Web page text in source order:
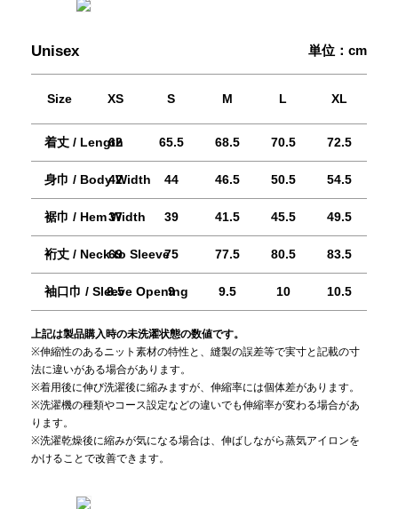
and cold
ALL WEATHER ACTIVE INSULATION
SLEEPING PADS
Ultralight sleeping pads
REPAIR
Repair patches and parts
ACCESSORIES SPECIAL OFFERS
Unisex 単位：cm
Size XS S M L XL
着丈 / Length
62 65.5 68.5 70.5 72.5
身巾 / Body Width
42 44 46.5 50.5 54.5
裾巾 / Hem Width
37 39 41.5 45.5 49.5
裄丈 / Neck to Sleeve
69 75 77.5 80.5 83.5
袖口巾 / Sleeve Opening
8.5 9 9.5 10 10.5
上記は製品購入時の未洗濯状態の数値です。
※伸縮性のあるニット素材の特性と、縫製の誤差等で実寸と記載の寸
法に違いがある場合があります。
※着用後に伸び洗濯後に縮みますが、伸縮率には個体差があります。
※洗濯機の種類やコース設定などの違いでも伸縮率が変わる場合があ
ります。
※洗濯乾燥後に縮みが気になる場合は、伸ばしながら蒸気アイロンを
かけることで改善できます。